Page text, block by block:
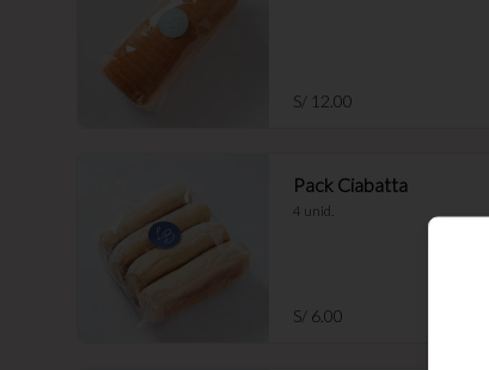
S/ 12.00
Pack Ciabatta
4 unid.
S/ 6.00